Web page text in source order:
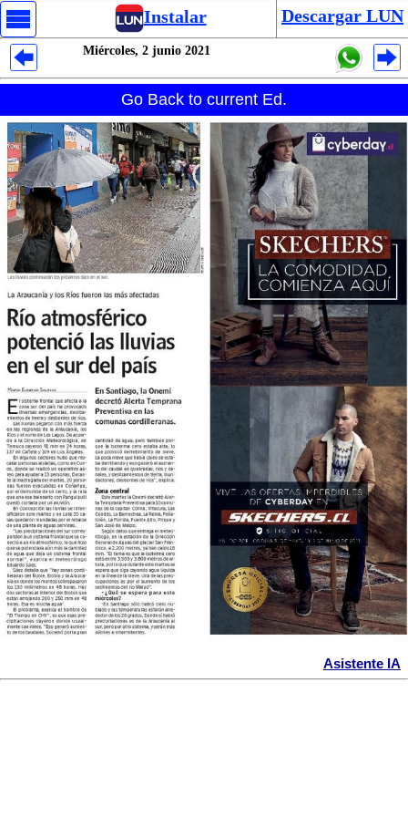
Instalar Descargar LUN
Miércoles, 2 junio 2021
Go Back to current Ed.
Asistente IA
Despliegues Analytics
Despliegues Totales
Despliegues por Rubros